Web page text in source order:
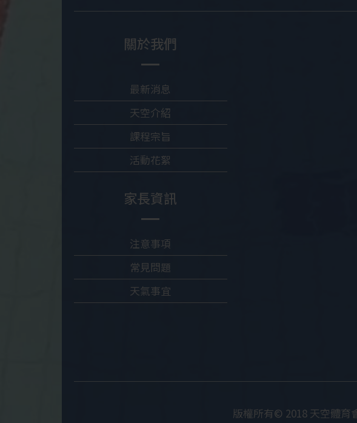
關於我們
最新消息
天空介紹
課程宗旨
活動花絮
家長資訊
注意事項
常見問題
天氣事宜
版權所有© 2018 天空體